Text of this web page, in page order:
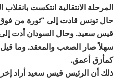
المرحلة الانتقالية انتكست
حال تونس قادت إلى “ثورة من
قيس سعيد. وحال السودان أدت إلى
سهلاً صار الصعب والمعقد. وما
كمأزق أعمق.
ذلك أن الرئيس قيس سعيد أراد